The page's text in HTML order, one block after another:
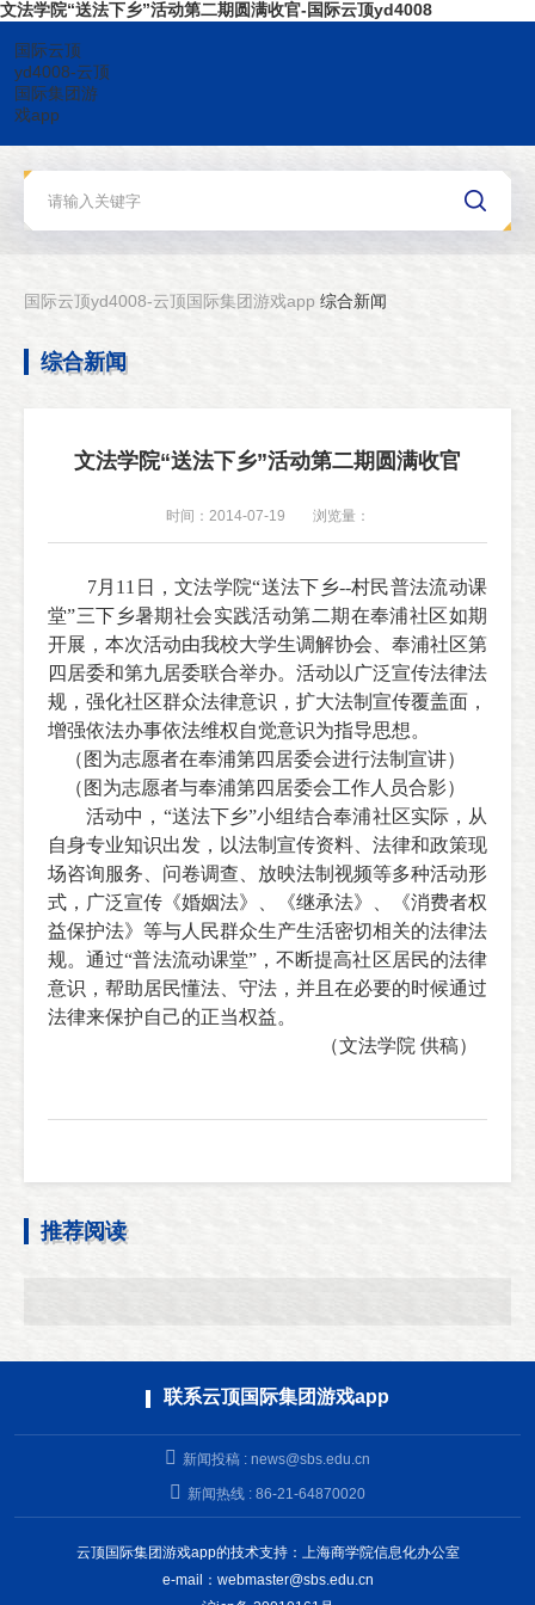
文法学院“送法下乡”活动第二期圆满收官-国际云顶yd4008
国际云顶
yd4008-云顶
国际集团游
戏app
国际云顶yd4008-云顶国际集团游戏app 综合新闻
综合新闻
文法学院“送法下乡”活动第二期圆满收官
时间：2014-07-19 浏览量：
7月 11 日，文法学院“送法下乡--村民普法流动课
堂”三下乡暑期社会实践活动第二期在奉浦社区如期
开展，本次活动由我校大学生调解协会、奉浦社区第
四居委和第九居委联合举办。活动以广泛宣传法律法
规，强化社区群众法律意识，扩大法制宣传覆盖面，
增强依法办事依法维权自觉意识为指导思想。
（图为志愿者在奉浦第四居委会进行法制宣讲）
（图为志愿者与奉浦第四居委会工作人员合影）
活动中，“送法下乡”小组结合奉浦社区实际，从
自身专业知识出发，以法制宣传资料、法律和政策现
场咨询服务、问卷调查、放映法制视频等多种活动形
式，广泛宣传《婚姻法》、《继承法》、《消费者权
益保护法》等与人民群众生产生活密切相关的法律法
规。通过“普法流动课堂”，不断提高社区居民的法律
意识，帮助居民懂法、守法，并且在必要的时候通过
法律来保护自己的正当权益。
（文法学院 供稿）
推荐阅读
联系云顶国际集团游戏app
新闻投稿 : news@sbs.edu.cn
新闻热线 : 86-21-64870020
云顶国际集团游戏app的技术支持：上海商学院信息化办公室
e-mail： webmaster@sbs.edu.cn